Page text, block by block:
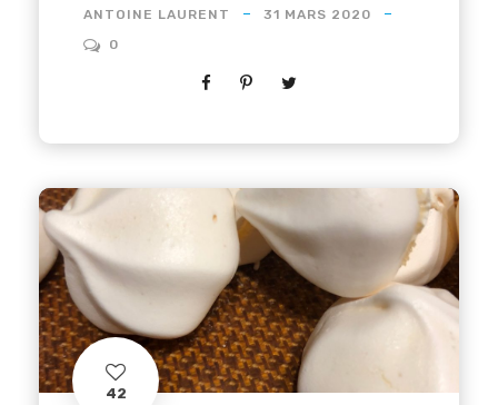
ANTOINE LAURENT
31 MARS 2020
0
42